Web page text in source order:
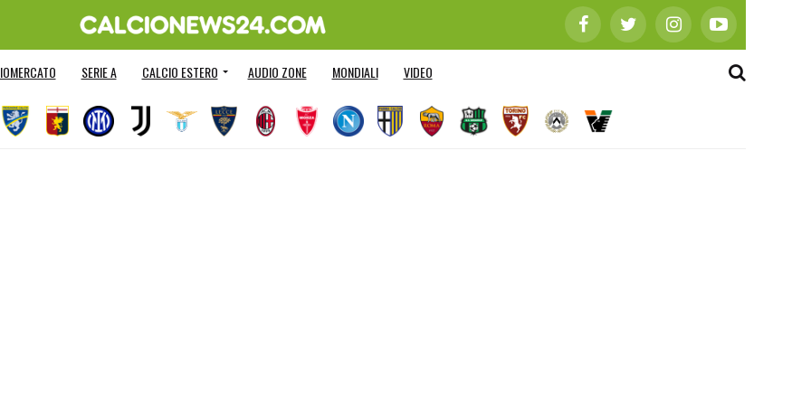
SERIE A CALCIO ESTERO AUDIO ZONE MONDIALI VIDEO